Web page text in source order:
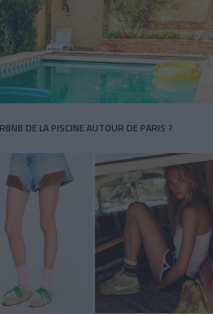
DE LA PISCINE AUTOUR DE PARIS ?